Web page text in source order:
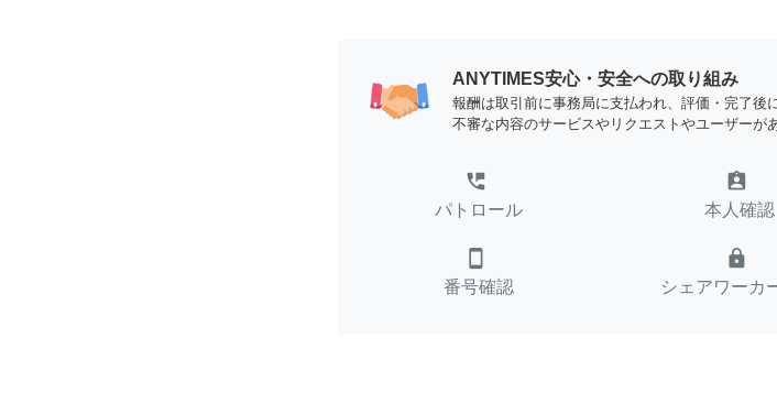
ANYTIMES安心・安全への取り組み
報酬は取引前に事務局に支払われ、評価・完了後
不審な内容のサービスやリクエストやユーザーが
perm_phone_msg
パトロール
assignment_ind
本人確認
smartphone
番号確認
lock
シェアワーカ